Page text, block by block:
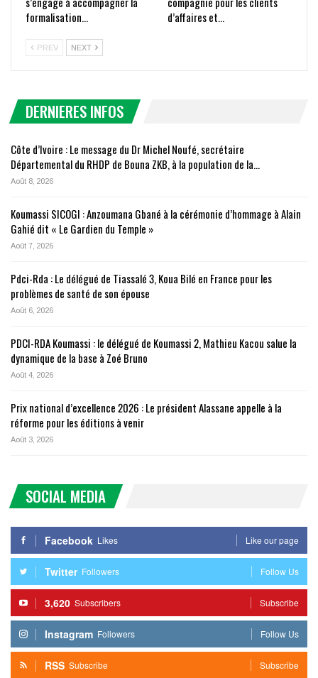
formalisation…
d’affaires et…
PREV NEXT
DERNIERES INFOS
Côte d’Ivoire : Le message du Dr Michel Noufé, secrétaire
Départemental du RHDP de Bouna ZKB, à la population de la…
Août 8, 2026
Koumassi SICOGI : Anzoumana Gbané à la cérémonie d’hommage à Alain
Gahié dit « Le Gardien du Temple »
Août 7, 2026
Pdci-Rda : Le délégué de Tiassalé 3, Koua Bilé en France pour les
problèmes de santé de son épouse
Août 6, 2026
PDCI-RDA Koumassi : le délégué de Koumassi 2, Mathieu Kacou salue la
dynamique de la base à Zoé Bruno
Août 4, 2026
Prix national d’excellence 2026 : Le président Alassane appelle à la
réforme pour les éditions à venir
Août 3, 2026
SOCIAL MEDIA
Facebook Likes Like our page
Twitter Followers Follow Us
3,620 Subscribers Subscribe
Instagram Followers Follow Us
RSS Subscribe Subscribe